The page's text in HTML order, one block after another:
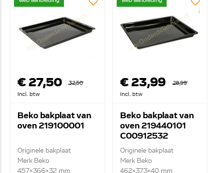
€ 27,50
32,50
Incl. btw
Beko bakplaat van
oven 219100001
Originele bakplaat
Merk Beko
457x366x32 mm
€ 23,99
28,99
Incl. btw
Beko bakplaat van
oven 219440101
C00912532
Originele bakplaat
Merk Beko
462x373x40 mm